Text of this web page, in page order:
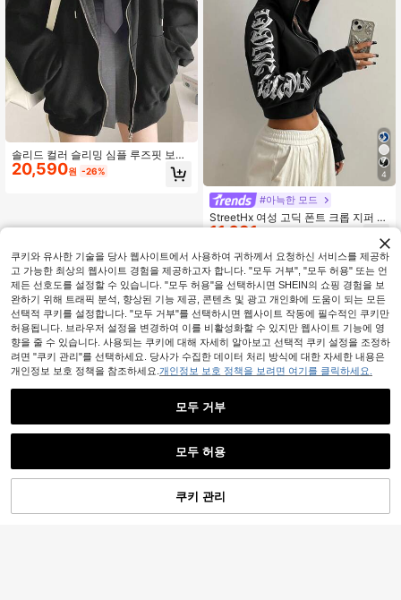
솔리드 컬러 슬리밍 심플 루즈핏 보온
안감 긴팔 스웨트셔츠, 가을/겨울 캐주
얼 블랙
20,590원 -26% 4
#아늑한 모드
StreetHx 여성 고딕 폰트 크롭 지퍼 프
론트 후드 스웨트셔츠, 스트리트웨어
스타일, 가을/겨울 졸업, 개학, 졸업, 선
생님, 개학 풀오버 가을
11,691
35% 할인!
쿠키와 유사한 기술을 당사 웹사이트에서 사용하여 귀하께서 요청하신 서비스를 제공하
고 가능한 최상의 웹사이트 경험을 제공하고자 합니다. "모두 거부", "모두 허용" 또는 언
제든 선호도를 설정할 수 있습니다. "모두 허용"을 선택하시면 SHEIN의 쇼핑 경험을 보
완하기 위해 트래픽 분석, 향상된 기능 제공, 콘텐츠 및 광고 개인화에 도움이 되는 모든
선택적 쿠키를 설정합니다. "모두 거부"를 선택하시면 웹사이트 작동에 필수적인 쿠키만
허용됩니다. 브라우저 설정을 변경하여 이를 비활성화할 수 있지만 웹사이트 기능에 영
향을 줄 수 있습니다. 사용되는 쿠키에 대해 자세히 알아보고 선택적 쿠키 설정을 조정하
려면 "쿠키 관리"를 선택하세요. 당사가 수집한 데이터 처리 방식에 대한 자세한 내용은
개인정보 보호 정책을 참조하세요. 개인정보 보호 정책을 보려면 여기를 클릭하세요.
모두 거부
모두 허용
쿠키 관리